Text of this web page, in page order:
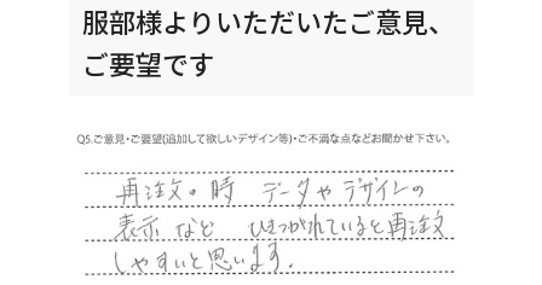
服部様よりいただいたご意見、
ご要望です